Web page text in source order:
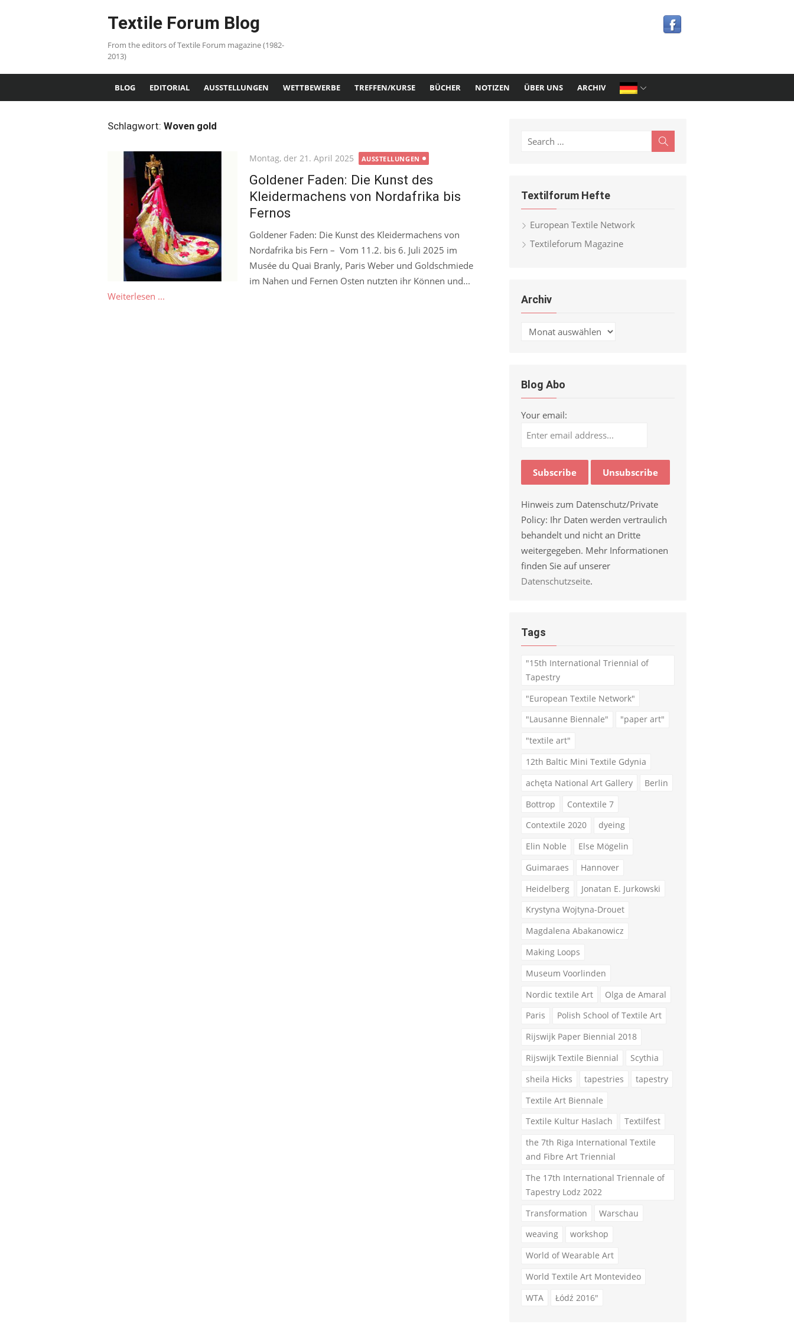
Textile Forum Blog
From the editors of Textile Forum magazine (1982-
2013)
BLOG EDITORIAL AUSSTELLUNGEN WETTBEWERBE TREFFEN/KURSE BÜCHER NOTIZEN ÜBER UNS ARCHIV
Schlagwort: Woven gold
Posted
Montag, der 21. April 2025 AUSSTELLUNGEN
Goldener Faden: Die Kunst des
Kleidermachens von Nordafrika bis
Fernos
Goldener Faden: Die Kunst des Kleidermachens von
Nordafrika bis Fern – Vom 11.2. bis 6. Juli 2025 im
Musée du Quai Branly, Paris Weber und Goldschmiede
im Nahen und Fernen Osten nutzten ihr Können und...
Weiterlesen ...
Search
Textilforum Hefte
European Textile Network
Textileforum Magazine
Archiv
Archiv
Blog Abo
Your email:
Hinweis zum Datenschutz/Private
Policy: Ihr Daten werden vertraulich
behandelt und nicht an Dritte
weitergegeben. Mehr Informationen
finden Sie auf unserer
Datenschutzseite.
Tags
"15th International Triennial of
Tapestry
"European Textile Network"
"Lausanne Biennale"
"paper art"
"textile art"
12th Baltic Mini Textile Gdynia
achęta National Art Gallery
Berlin
Bottrop
Contextile 7
Contextile 2020
dyeing
Elin Noble
Else Mögelin
Guimaraes
Hannover
Heidelberg
Jonatan E. Jurkowski
Krystyna Wojtyna-Drouet
Magdalena Abakanowicz
Making Loops
Museum Voorlinden
Nordic textile Art
Olga de Amaral
Paris
Polish School of Textile Art
Rijswijk Paper Biennial 2018
Rijswijk Textile Biennial
Scythia
sheila Hicks
tapestries
tapestry
Textile Art Biennale
Textile Kultur Haslach
Textilfest
the 7th Riga International Textile
and Fibre Art Triennial
The 17th International Triennale of
Tapestry Lodz 2022
Transformation
Warschau
weaving
workshop
World of Wearable Art
World Textile Art Montevideo
WTA
Łódź 2016"